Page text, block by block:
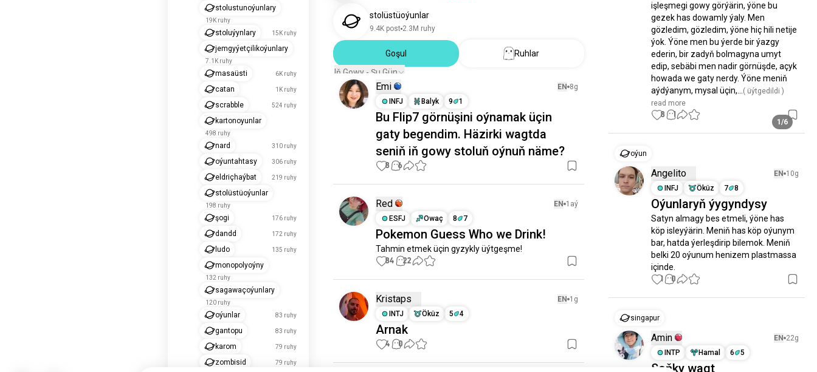
stolustunoýunlary
19K ruhy
stoluýynlary 15K ruhy
jemgyýetçilikоýunlary
7.1K ruhy
masaüsti 6K ruhy
catan 1K ruhy
scrabble 524 ruhy
kartonoyunlar
498 ruhy
nard 310 ruhy
oýuntahtasy 306 ruhy
eldriçhaýbat 219 ruhy
stolüstüoýunlar
198 ruhy
şogi 176 ruhy
dandd 172 ruhy
ludo 135 ruhy
monopolyoýny
132 ruhy
sagawaçoýunlary
120 ruhy
oýunlar 83 ruhy
gantopu 83 ruhy
karom 79 ruhy
zombisid 79 ruhy
stolüstüoýunlar
9.4K post 2.3M ruhy
Goşul
Ruhlar
Iň Gowy - Şu Gün
Emi EN 8g
INFJ
Balyk 9 1
Bu Flip7 görnüşini oýnamak üçin
gaty begendim. Häzirki wagtda
seniň iň gowy stoluň oýnuň näme?
8 6
Red EN 1aý
ESFJ
Owaç 8 7
Pokemon Guess Who we Drink!
Tahmin etmek üçin gyzykly üýtgeşme!
84 22
Kristaps EN 1g
INTJ
Öküz 5 4
Arnak
4 0
işleşmegi gowy görýärin, ýöne bu
gezek has dowamly ýaly. Men
gözledim, gözledim, ýöne hiç hili netije
ýok. Ýöne men bu ýerde bir ýazgy
ederin, bir zadyň bolmagyna umyt
edip, sebäbi men nadir görnüşde, açyk
howada we gaty nerdy. Ýöne meniň
aýdýanym, mysal üçin,...
( üýtgedildi )
read more
1/6
8 1
oýun
Angelito EN 10g
INFJ
Öküz 7 8
Oýunlaryň ýygyndysy
Satyn almagy bes etmeli, ýöne has
köp isleyýärin. Meniň has köp oýunym
bar, hatda ýerleşdirip bilemok. Meniň
belki 20 oýunum henizem plastmassa
içinde.
1 0
singapur
Amin EN 22g
INTP
Hamal 6 5
Soňky wagt